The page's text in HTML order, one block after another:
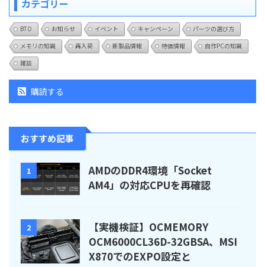
カテゴリー
BTO お知らせ イベント キャンペーン
パーツの選び方
メモリの知識
再入荷 新製品情報 特価情報
自作PCの知識
雑談
購読する
おすすめ記事
1
AMDのDDR4環境「Socket
AM4」の対応CPUを再確認
2
【実機検証】OCMEMORY
OCM6000CL36D-32GBSA、MSI
X870でのEXPO設定と